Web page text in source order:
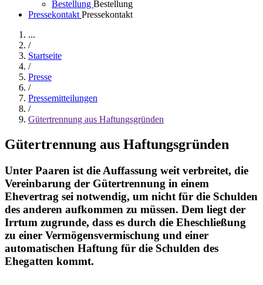
Bestellung Bestellung
Pressekontakt Pressekontakt
...
/
Startseite
/
Presse
/
Pressemitteilungen
/
Gütertrennung aus Haftungsgründen
Gütertrennung aus Haftungsgründen
Unter Paaren ist die Auffassung weit verbreitet, die
Vereinbarung der Gütertrennung in einem
Ehevertrag sei notwendig, um nicht für die Schulden
des anderen aufkommen zu müssen. Dem liegt der
Irrtum zugrunde, dass es durch die Eheschließung
zu einer Vermögensvermischung und einer
automatischen Haftung für die Schulden des
Ehegatten kommt.